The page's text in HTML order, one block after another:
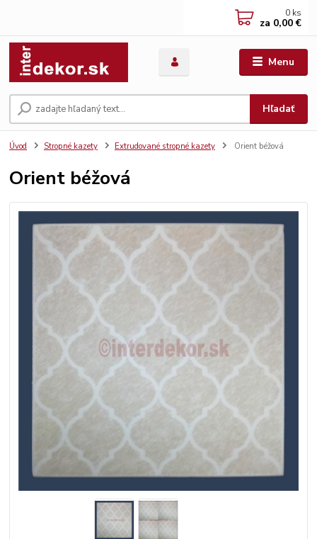
Menu
Hľadať
0 ks
za 0,00 €
Úvod Stropné kazety Extrudované stropné kazety Orient béžová
Orient béžová